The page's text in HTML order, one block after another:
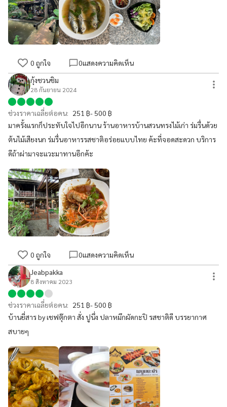
0 ถูกใจ 0แสดงความคิดเห็น
กุ้งชวนชิม
28 กันยายน 2024
ช่วงราคาเฉลี่ยต่อคน: 251 ฿- 500 ฿
มาครั้งแรกก็ประทับใจไปอีกนาน ร้านอาหารบ้านสวนทรงไม้เก่า ร่มรื่นด้วย
ต้นไม้เสียงนก ร่มรื่นอาหารรสชาติอร่อยแบบไทย ค้ะที่จอดสะดวก บริการ
ดีถ้าผ่ามาจะแวะมาทานอีกค้ะ
0 ถูกใจ 0แสดงความคิดเห็น
Jeabpakka
8 สิงหาคม 2023
ช่วงราคาเฉลี่ยต่อคน: 251 ฿- 500 ฿
บ้านยี่สาร by เชฟตุ๊กตา สั่ง ปูนึ่ง ปลาหมึกผัดกะปิ รสชาติดี บรรยากาศ
สบายๆ